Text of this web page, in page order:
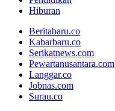
Hiburan
Beritabaru.co
Kabarbaru.co
Serikatnews.com
Pewartanusantara.com
Langgar.co
Jobnas.com
Surau.co